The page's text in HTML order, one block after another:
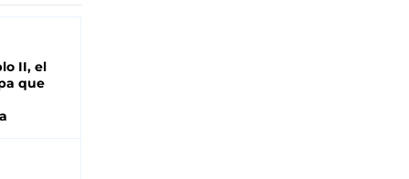
II, el
que